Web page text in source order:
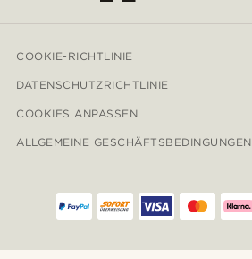
COOKIE-RICHTLINIE
DATENSCHUTZRICHTLINIE
COOKIES ANPASSEN
ALLGEMEINE GESCHÄFTSBEDINGUNGEN